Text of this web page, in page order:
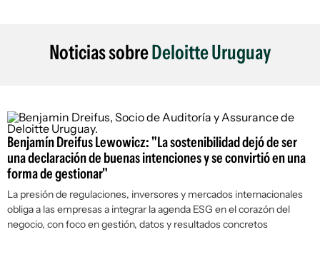
Noticias sobreDeloitte Uruguay
Benjamín Dreifus Lewowicz: "La sostenibilidad dejó de ser
una declaración de buenas intenciones y se convirtió en una
forma de gestionar"
La presión de regulaciones, inversores y mercados internacionales
obliga a las empresas a integrar la agenda ESG en el corazón del
negocio, con foco en gestión, datos y resultados concretos